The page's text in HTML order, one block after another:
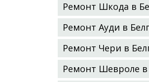
Ремонт Шкода в
Ремонт Ауди в
Ремонт Чери в
Ремонт Шевроле в